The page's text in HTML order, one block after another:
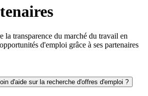
la transparence du marché du travail en
d'emploi grâce à ses partenaires
d'aide sur la recherche d'offres d'emploi ?